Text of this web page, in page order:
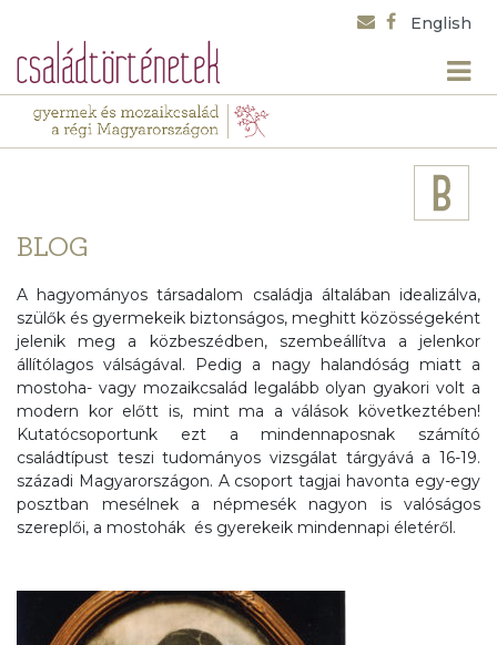
English
BLOG
A hagyományos társadalom családja általában idealizálva,
szülők és gyermekeik biztonságos, meghitt közösségeként
jelenik meg a közbeszédben, szembeállítva a jelenkor
állítólagos válságával. Pedig a nagy halandóság miatt a
mostoha- vagy mozaikcsalád legalább olyan gyakori volt a
modern kor előtt is, mint ma a válások következtében!
Kutatócsoportunk ezt a mindennaposnak számító
családtípust teszi tudományos vizsgálat tárgyává a 16-19.
századi Magyarországon. A csoport tagjai havonta egy-egy
posztban mesélnek a népmesék nagyon is valóságos
szereplői, a mostohák és gyerekeik mindennapi életéről.